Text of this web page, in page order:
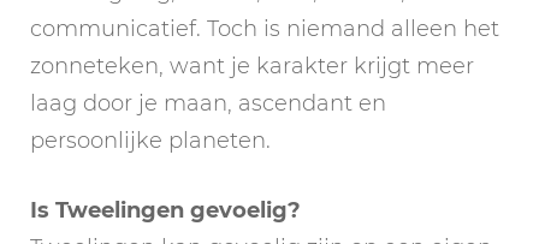
communicatief. Toch is niemand alleen het
zonneteken, want je karakter krijgt meer
laag door je maan, ascendant en
persoonlijke planeten.
Is Tweelingen gevoelig?